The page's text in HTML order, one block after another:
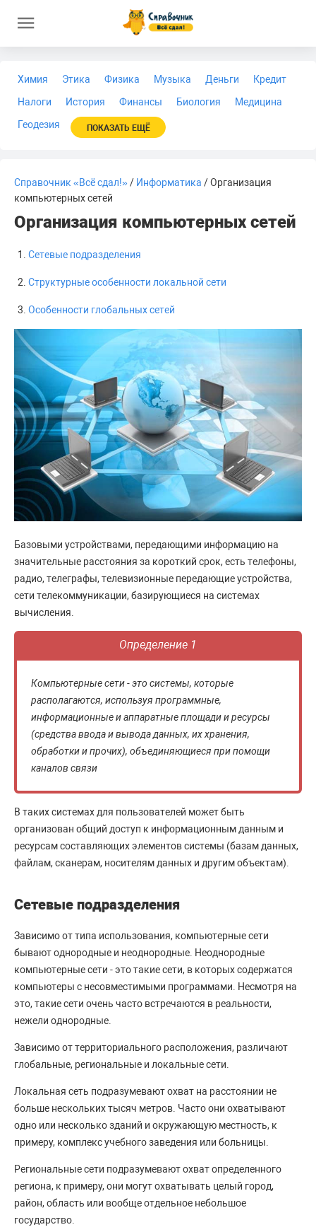
Химия Этика Физика Музыка Деньги
Кредит
Налоги
История Финансы Биология
Медицина
Геодезия
ПОКАЗАТЬ ЕЩЁ
Справочник «Всё сдал!»/ Информатика / Организация
компьютерных сетей
Организация компьютерных сетей
Сетевые подразделения
Структурные особенности локальной сети
Особенности глобальных сетей
Базовыми устройствами, передающими информацию на
значительные расстояния за короткий срок, есть телефоны,
радио, телеграфы, телевизионные передающие устройства,
сети телекоммуникации, базирующиеся на системах
вычисления.
Определение 1
Компьютерные сети - это системы, которые
располагаются, используя программные,
информационные и аппаратные площади и ресурсы
(средства ввода и вывода данных, их хранения,
обработки и прочих), объединяющиеся при помощи
каналов связи
В таких системах для пользователей может быть
организован общий доступ к информационным данным и
ресурсам составляющих элементов системы (базам данных,
файлам, сканерам, носителям данных и другим объектам).
Сетевые подразделения
Зависимо от типа использования, компьютерные сети
бывают однородные и неоднородные. Неоднородные
компьютерные сети - это такие сети, в которых содержатся
компьютеры с несовместимыми программами. Несмотря на
это, такие сети очень часто встречаются в реальности,
нежели однородные.
Зависимо от территориального расположения, различают
глобальные, региональные и локальные сети.
Локальная сеть подразумевают охват на расстоянии не
больше нескольких тысяч метров. Часто они охватывают
одно или несколько зданий и окружающую местность, к
примеру, комплекс учебного заведения или больницы.
Региональные сети подразумевают охват определенного
региона, к примеру, они могут охватывать целый город,
район, область или вообще отдельное небольшое
государство.